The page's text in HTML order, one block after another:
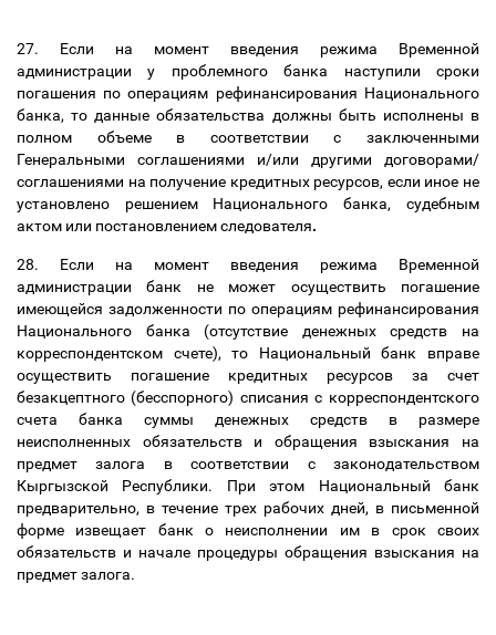
27. Если на момент введения режима Временной
администрации у проблемного банка наступили сроки
погашения по операциям рефинансирования Национального
банка, то данные обязательства должны быть исполнены в
полном объеме в соответствии с заключенными
Генеральными соглашениями и/или другими договорами/
соглашениями на получение кредитных ресурсов, если иное не
установлено решением Национального банка, судебным
актом или постановлением следователя.
28. Если на момент введения режима Временной
администрации банк не может осуществить погашение
имеющейся задолженности по операциям рефинансирования
Национального банка (отсутствие денежных средств на
корреспондентском счете), то Национальный банк вправе
осуществить погашение кредитных ресурсов за счет
безакцептного (бесспорного) списания с корреспондентского
счета банка суммы денежных средств в размере
неисполненных обязательств и обращения взыскания на
предмет залога в соответствии с законодательством
Кыргызской Республики. При этом Национальный банк
предварительно, в течение трех рабочих дней, в письменной
форме извещает банк о неисполнении им в срок своих
обязательств и начале процедуры обращения взыскания на
предмет залога.